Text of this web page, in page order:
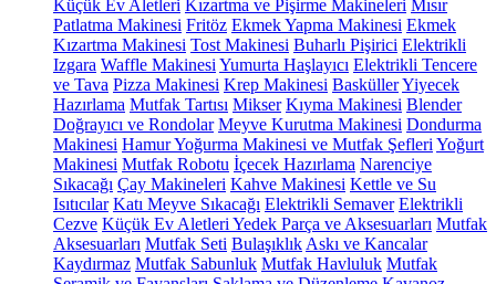
Küçük Ev Aletleri Kızartma ve Pişirme Makineleri Mısır
Patlatma Makinesi Fritöz Ekmek Yapma Makinesi Ekmek
Kızartma Makinesi Tost Makinesi Buharlı Pişirici Elektrikli
Izgara Waffle Makinesi Yumurta Haşlayıcı Elektrikli Tencere
ve Tava Pizza Makinesi Krep Makinesi BasküllerYiyecek
Hazırlama Mutfak Tartısı Mikser Kıyma Makinesi Blender
Doğrayıcı ve Rondolar Meyve Kurutma Makinesi Dondurma
Makinesi Hamur Yoğurma Makinesi ve Mutfak Şefleri Yoğurt
Makinesi Mutfak Robotu İçecek Hazırlama Narenciye
Sıkacağı Çay Makineleri Kahve Makinesi Kettle ve Su
Isıtıcılar Katı Meyve Sıkacağı Elektrikli Semaver Elektrikli
Cezve Küçük Ev Aletleri Yedek Parça ve Aksesuarları Mutfak
Aksesuarları Mutfak Seti Bulaşıklık Askı ve Kancalar
Kaydırmaz Mutfak Sabunluk Mutfak Havluluk Mutfak